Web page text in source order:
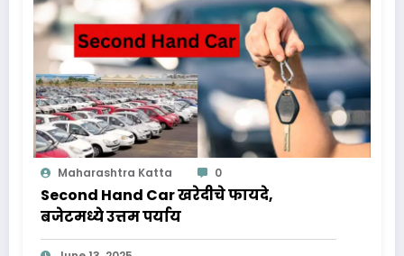
Maharashtra Katta 0
Second Hand Car खरेदीचे फायदे,
बजेटमध्ये उत्तम पर्याय